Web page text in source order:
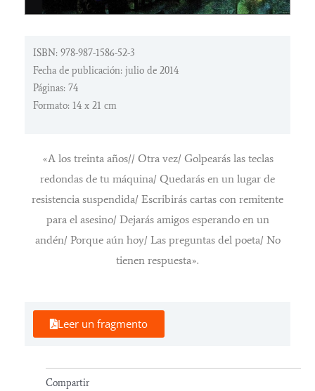
ISBN: 978-987-1586-52-3
Fecha de publicación: julio de 2014
Páginas: 74
Formato: 14 x 21 cm
«A los treinta años// Otra vez/ Golpearás las teclas
redondas de tu máquina/ Quedarás en un lugar de
resistencia suspendida/ Escribirás cartas con remitente
para el asesino/ Dejarás amigos esperando en un
andén/ Porque aún hoy/ Las preguntas del poeta/ No
tienen respuesta».
Leer un fragmento
Compartir